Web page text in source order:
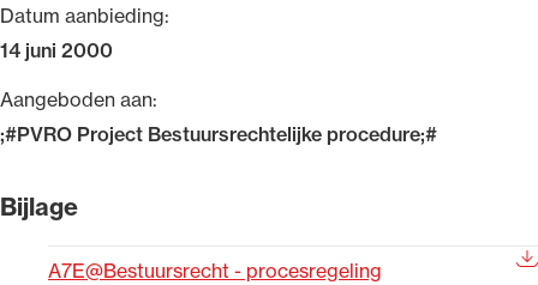
Datum aanbieding:
14 juni 2000
Aangeboden aan:
;#PVRO Project Bestuursrechtelijke procedure;#
Bijlage
A7E@Bestuursrecht - procesregeling
Uitgelicht